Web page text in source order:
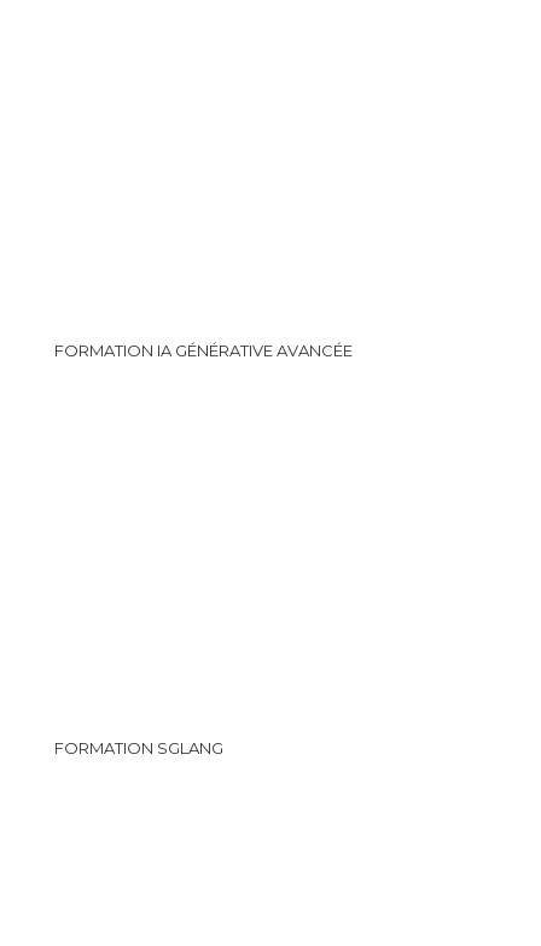
FORMATION IA GÉNÉRATIVE AVANCÉE
FORMATION SGLANG